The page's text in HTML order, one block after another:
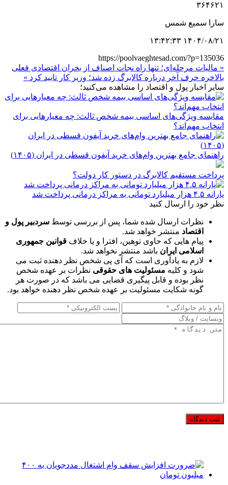
۳۶۴۶۲۱
سارا سمیع شمس
۱۴۰۴/۰۸/۲۱ ۱۳:۴۲:۳۳
https://poolvaeghtesad.com/?p=135036
« مالیات مرحله‌ای؛ تنها راه نجات اصناف از بحران اقتصادی فعلی
بالاخره حرف آخر درباره کالابرگ زده شد؛ وزیر کار تایید کرد »
سایر اخبار پول و اقتصاد را مشاهده می‌کنید؛
مقایسه ویژگی‌های اساسی بیمه شخص ثالث: چه معیارهایی برای
انتخاب مهم‌اند؟
راهنمای جامع بهترین وام‌های خرید آیفون قسطی در ایران (۱۴۰۵)
پرداخت مستقیم کالابرگ در دستور کار دولت؟
یارانه ۴.۵ هزار میلیارد تومانی به مراکز درمانی پرداخت شد
نظر خود را ارسال کنید
نظرات ارسال شده شما، پس از بررسی توسط سردبیر پول و
اقتصاد منتشر خواهد شد.
پیام هایی که حاوی توهین، افترا و یا خلاف قوانین جمهوری
اسلامی ایران باشد منتشر نخواهد شد.
لازم به یادآوری است که آی پی شخص نظر دهنده ثبت می
شود و کلیه مسئولیت های حقوقی نظرات بر عهده شخص
نظر بوده و قابل پیگیری قضایی می باشد که در صورت هر
گونه شکایت مسئولیت بر عهده شخص نظر دهنده خواهد بود.